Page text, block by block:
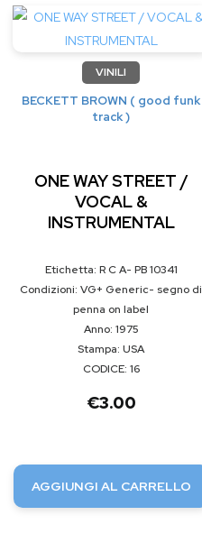
VINILI
BECKETT BROWN ( good funk
track )
ONE WAY STREET /
VOCAL &
INSTRUMENTAL
Etichetta: R C A- PB 10341
Condizioni: VG+ Generic- segno di
penna on label
Anno: 1975
Stampa: USA
CODICE: 16
€3.00
AGGIUNGI AL CARRELLO